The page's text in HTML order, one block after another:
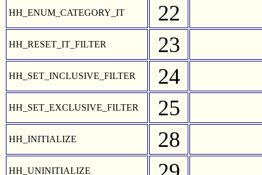
HH_ENUM_CATEGORY_IT 22
HH_RESET_IT_FILTER 23
HH_SET_INCLUSIVE_FILTER 24
HH_SET_EXCLUSIVE_FILTER 25
HH_INITIALIZE 28
HH_UNINITIALIZE